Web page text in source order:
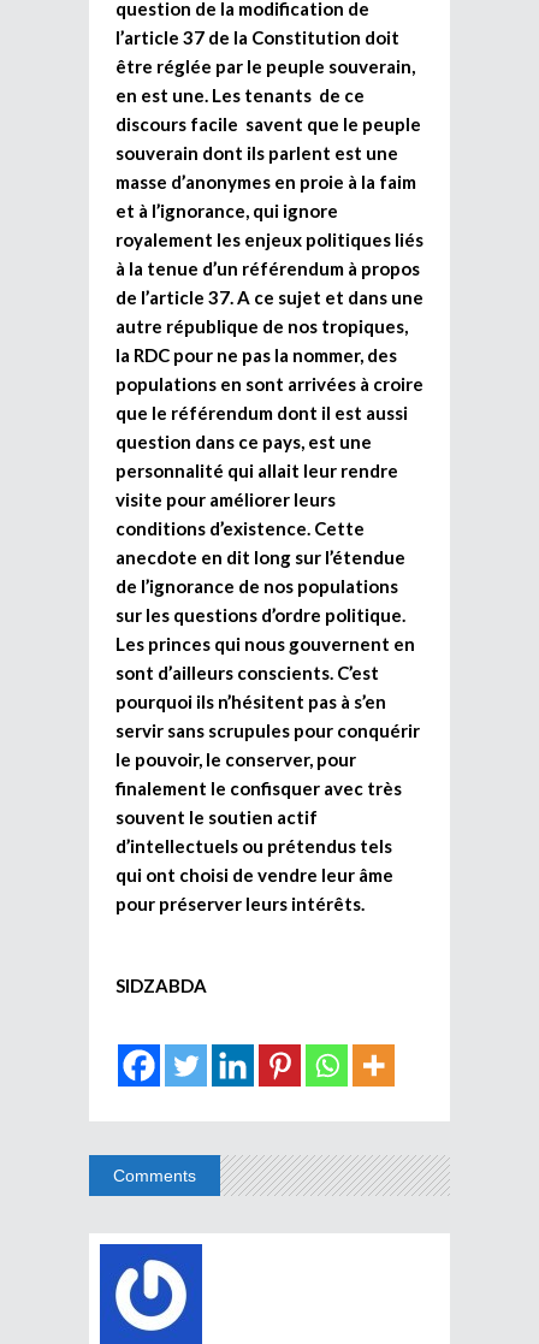
question de la modification de
l’article 37 de la Constitution doit
être réglée par le peuple souverain,
en est une. Les tenants de ce
discours facile savent que le peuple
souverain dont ils parlent est une
masse d’anonymes en proie à la faim
et à l’ignorance, qui ignore
royalement les enjeux politiques liés
à la tenue d’un référendum à propos
de l’article 37. A ce sujet et dans une
autre république de nos tropiques,
la RDC pour ne pas la nommer, des
populations en sont arrivées à croire
que le référendum dont il est aussi
question dans ce pays, est une
personnalité qui allait leur rendre
visite pour améliorer leurs
conditions d’existence. Cette
anecdote en dit long sur l’étendue
de l’ignorance de nos populations
sur les questions d’ordre politique.
Les princes qui nous gouvernent en
sont d’ailleurs conscients. C’est
pourquoi ils n’hésitent pas à s’en
servir sans scrupules pour conquérir
le pouvoir, le conserver, pour
finalement le confisquer avec très
souvent le soutien actif
d’intellectuels ou prétendus tels
qui ont choisi de vendre leur âme
pour préserver leurs intérêts.
SIDZABDA
Comments